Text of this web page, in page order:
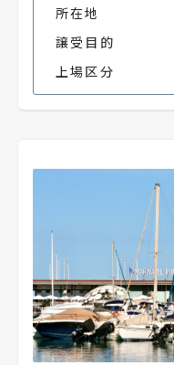
所在地
譲受目的
上場区分